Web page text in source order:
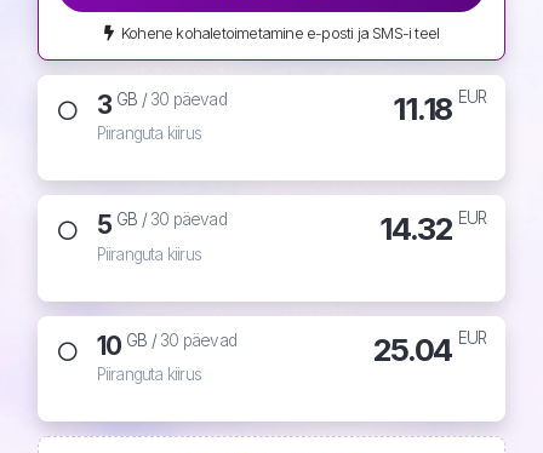
Kohene kohaletoimetamine e-posti ja SMS-i teel
3 GB /30 päevad
Piiranguta kiirus
11.18 EUR
5 GB /30 päevad
Piiranguta kiirus
14.32 EUR
10 GB /30 päevad
Piiranguta kiirus
25.04 EUR